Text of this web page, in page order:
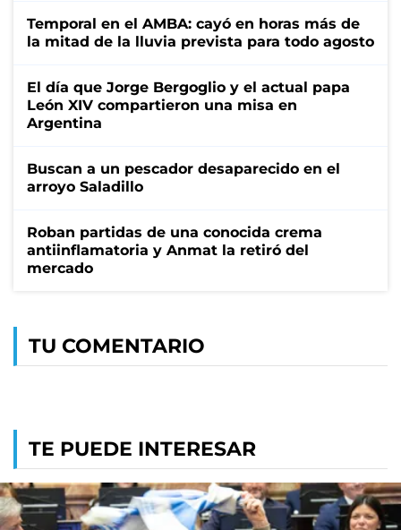
Temporal en el AMBA: cayó en horas más de
la mitad de la lluvia prevista para todo agosto
El día que Jorge Bergoglio y el actual papa
León XIV compartieron una misa en
Argentina
Buscan a un pescador desaparecido en el
arroyo Saladillo
Roban partidas de una conocida crema
antiinflamatoria y Anmat la retiró del
mercado
TU COMENTARIO
TE PUEDE INTERESAR